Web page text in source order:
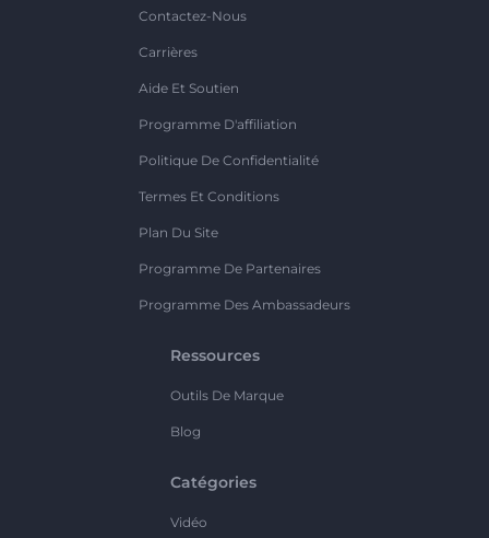
Contactez-Nous
Carrières
Aide Et Soutien
Programme D'affiliation
Politique De Confidentialité
Termes Et Conditions
Plan Du Site
Programme De Partenaires
Programme Des Ambassadeurs
Ressources
Outils De Marque
Blog
Catégories
Vidéo